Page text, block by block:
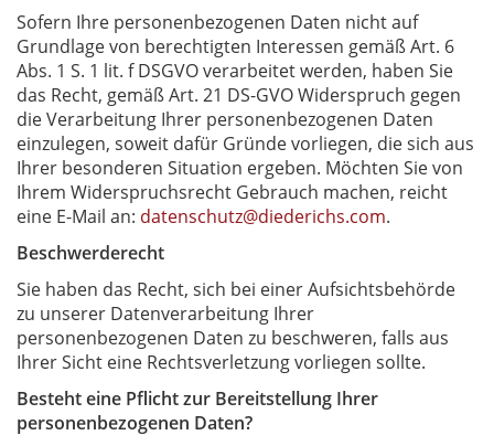
Sofern Ihre personenbezogenen Daten nicht auf
Grundlage von berechtigten Interessen gemäß Art. 6
Abs. 1 S. 1 lit. f DSGVO verarbeitet werden, haben Sie
das Recht, gemäß Art. 21 DS-GVO Widerspruch gegen
die Verarbeitung Ihrer personenbezogenen Daten
einzulegen, soweit dafür Gründe vorliegen, die sich aus
Ihrer besonderen Situation ergeben. Möchten Sie von
Ihrem Widerspruchsrecht Gebrauch machen, reicht
eine E-Mail an: datenschutz@diederichs.com.
Beschwerderecht
Sie haben das Recht, sich bei einer Aufsichtsbehörde
zu unserer Datenverarbeitung Ihrer
personenbezogenen Daten zu beschweren, falls aus
Ihrer Sicht eine Rechtsverletzung vorliegen sollte.
Besteht eine Pflicht zur Bereitstellung Ihrer
personenbezogenen Daten?